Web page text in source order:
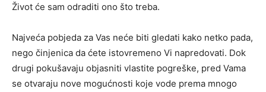
Život će sam odraditi ono što treba.
Najveća pobjeda za Vas neće biti gledati kako netko pada,
nego činjenica da ćete istovremeno Vi napredovati. Dok
drugi pokušavaju objasniti vlastite pogreške, pred Vama
se otvaraju nove mogućnosti koje vode prema mnogo